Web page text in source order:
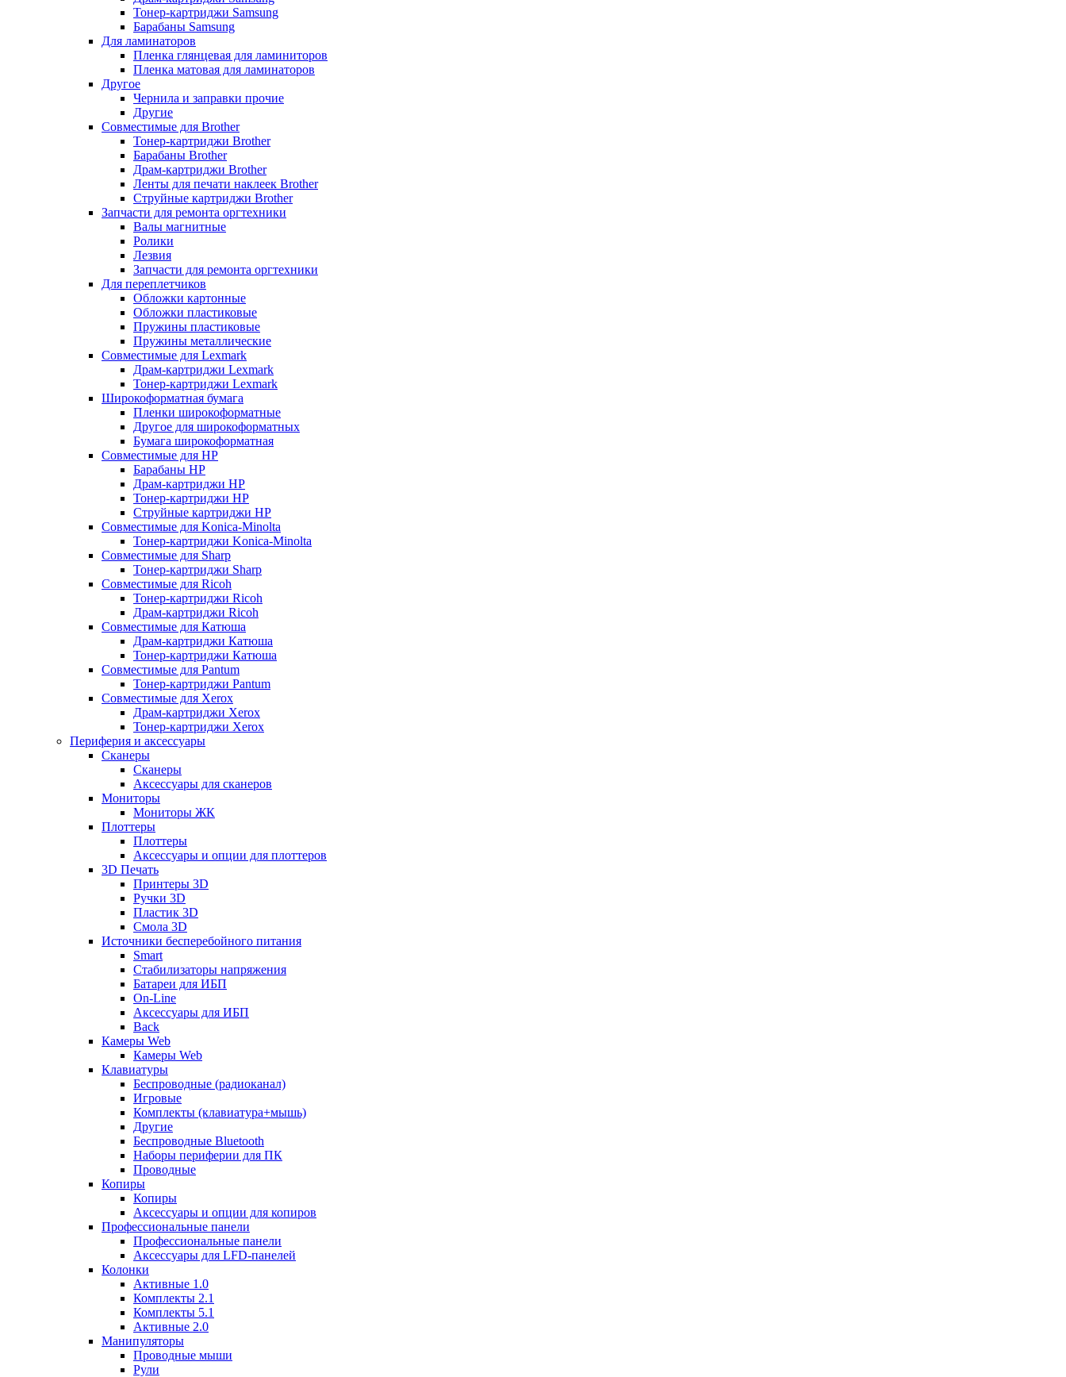
Тонер-картриджи Samsung
Барабаны Samsung
Для ламинаторов
Пленка глянцевая для ламиниторов
Пленка матовая для ламинаторов
Другое
Чернила и заправки прочие
Другие
Совместимые для Brother
Тонер-картриджи Brother
Барабаны Brother
Драм-картриджи Brother
Ленты для печати наклеек Brother
Струйные картриджи Brother
Запчасти для ремонта оргтехники
Валы магнитные
Ролики
Лезвия
Запчасти для ремонта оргтехники
Для переплетчиков
Обложки картонные
Обложки пластиковые
Пружины пластиковые
Пружины металлические
Совместимые для Lexmark
Драм-картриджи Lexmark
Тонер-картриджи Lexmark
Широкоформатная бумага
Пленки широкоформатные
Другое для широкоформатных
Бумага широкоформатная
Совместимые для HP
Барабаны HP
Драм-картриджи HP
Тонер-картриджи HP
Струйные картриджи HP
Совместимые для Konica-Minolta
Тонер-картриджи Konica-Minolta
Совместимые для Sharp
Тонер-картриджи Sharp
Совместимые для Ricoh
Тонер-картриджи Ricoh
Драм-картриджи Ricoh
Совместимые для Катюша
Драм-картриджи Катюша
Тонер-картриджи Катюша
Совместимые для Pantum
Тонер-картриджи Pantum
Совместимые для Xerox
Драм-картриджи Xerox
Тонер-картриджи Xerox
Периферия и аксессуары
Сканеры
Сканеры
Аксессуары для сканеров
Мониторы
Мониторы ЖК
Плоттеры
Плоттеры
Аксессуары и опции для плоттеров
3D Печать
Принтеры 3D
Ручки 3D
Пластик 3D
Смола 3D
Источники бесперебойного питания
Smart
Стабилизаторы напряжения
Батареи для ИБП
On-Line
Аксессуары для ИБП
Back
Камеры Web
Камеры Web
Клавиатуры
Беспроводные (радиоканал)
Игровые
Комплекты (клавиатура+мышь)
Другие
Беспроводные Bluetooth
Наборы периферии для ПК
Проводные
Копиры
Копиры
Аксессуары и опции для копиров
Профессиональные панели
Профессиональные панели
Аксессуары для LFD-панелей
Колонки
Активные 1.0
Комплекты 2.1
Комплекты 5.1
Активные 2.0
Манипуляторы
Проводные мыши
Рули